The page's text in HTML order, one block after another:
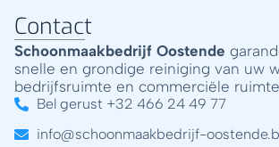
r
n
a
t
i
Contact
Schoonmaakbedrijf Oostende
snelle en grondige reiniging van uw
bedrijfsruimte en commerciële
Bel gerust +32 466 24 49 77
info@schoonmaakbedrijf-